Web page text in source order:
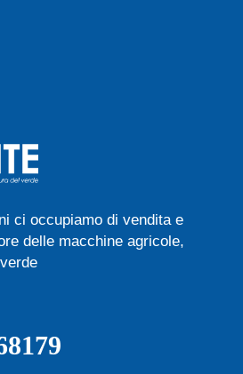
ci occupiamo di vendita e
delle macchine agricole,